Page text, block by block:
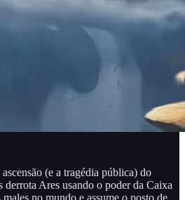
(e a tragédia pública) do
derrota Ares usando o poder da Caixa